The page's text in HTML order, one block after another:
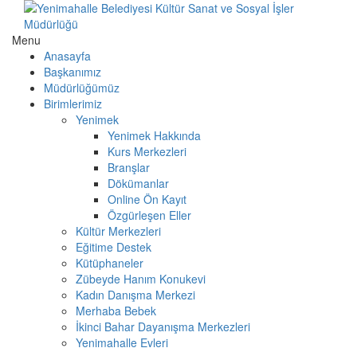
Menu
Anasayfa
Başkanımız
Müdürlüğümüz
Birimlerimiz
Yenimek
Yenimek Hakkında
Kurs Merkezleri
Branşlar
Dökümanlar
Online Ön Kayıt
Özgürleşen Eller
Kültür Merkezleri
Eğitime Destek
Kütüphaneler
Zübeyde Hanım Konukevi
Kadın Danışma Merkezi
Merhaba Bebek
İkinci Bahar Dayanışma Merkezleri
Yenimahalle Evleri